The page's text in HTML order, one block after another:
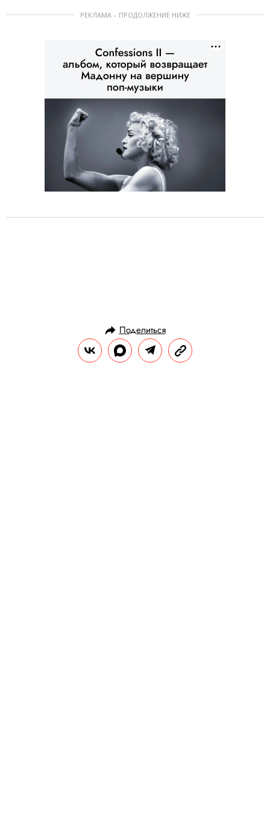
РЕКЛАМА – ПРОДОЛЖЕНИЕ НИЖЕ
Поделиться